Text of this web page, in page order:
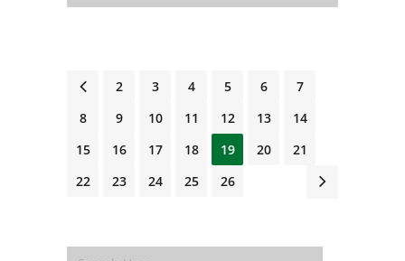
1 2 3 4 5 6
7
8
9 10 11 12 13
14
15
16 17 18 19 20
21
22
23 24 25 26